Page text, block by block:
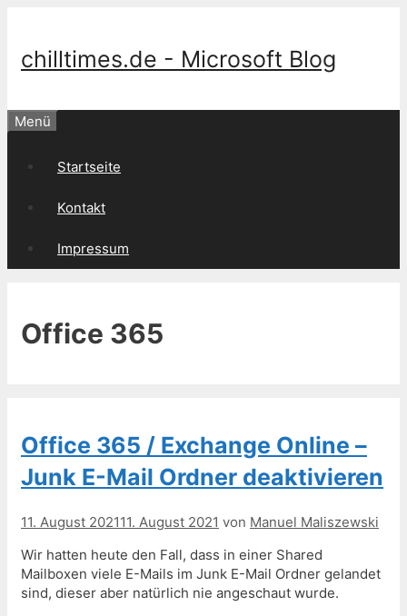
Inhalt
chilltimes.de - Microsoft Blog
Menü
Startseite
Kontakt
Impressum
Office 365
Office 365 / Exchange Online –
Junk E-Mail Ordner deaktivieren
11. August 202111. August 2021 von Manuel Maliszewski
Wir hatten heute den Fall, dass in einer Shared
Mailboxen viele E-Mails im Junk E-Mail Ordner gelandet
sind, dieser aber natürlich nie angeschaut wurde.